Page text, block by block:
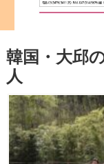
韓国・大邱
人